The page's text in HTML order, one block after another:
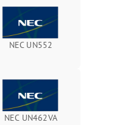
NEC UN552
NEC UN462VA